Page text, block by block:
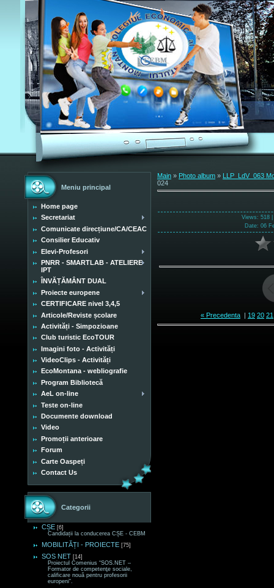
Meniu principal
Home page
Secretariat
Comunicate direcțiune/CA/CEAC
Consilier Educativ
Elevi-Profesori
PNRR - SMARTLAB - ATELIERE
IPT
ÎNVĂȚĂMÂNT DUAL
Proiecte europene
CERTIFICARE nivel 3,4,5
Articole/Reviste școlare
Activități - Simpozioane
Club turistic EcoTOUR
Imagini foto - Activități
VideoClips - Activități
EcoMontana - webliografie
Program Bibliotecă
AeL on-line
Teste on-line
Documente download
Video
Promoții anterioare
Forum
Carte Oaspeți
Contact Us
Categorii
CȘE [6]
Candidații la conducerea CȘE - CEBM
MOBILITĂȚI - PROIECTE [75]
SOS NET [14]
Proiectul Comenius “SOS.NET –
Formator de competenţe sociale,
calificare nouă pentru profesorii
europeni“.
Main » Photo album » LLP_LdV_063
024
Views: 518 |
Date: 06
« Precedenta | 19 20 21